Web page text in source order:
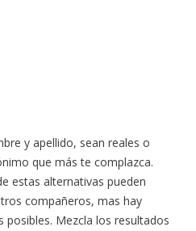
y apellido, sean reales o
que más te complazca.
estas alternativas pueden
compañeros, mas hay
posibles. Mezcla los resultados